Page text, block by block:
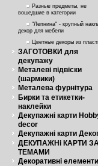
Разные предметы, не
вошедшие в категории
"Лепнина" - крупный
декор для мебели
Цветные декоры из
ЗАГОТОВКИ для
декупажу
Металеві підвіски
(шармики)
Металева фурнітура
Бирки та етикетки-
наклейки
Декупажні карти
decor
Декупажні карти
ДЕКУПАЖНі КАРТИ
ТЕМАМИ
Декоративні елементи